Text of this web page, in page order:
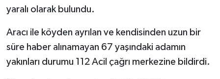
yaralı olarak bulundu.
Aracı ile köyden ayrılan ve kendisinden uzun bir
süre haber alınamayan 67 yaşındaki adamın
yakınları durumu 112 Acil çağrı merkezine bildirdi.